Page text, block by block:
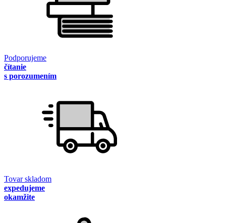
Podporujeme
čítanie
s porozumením
Tovar skladom
expedujeme
okamžite